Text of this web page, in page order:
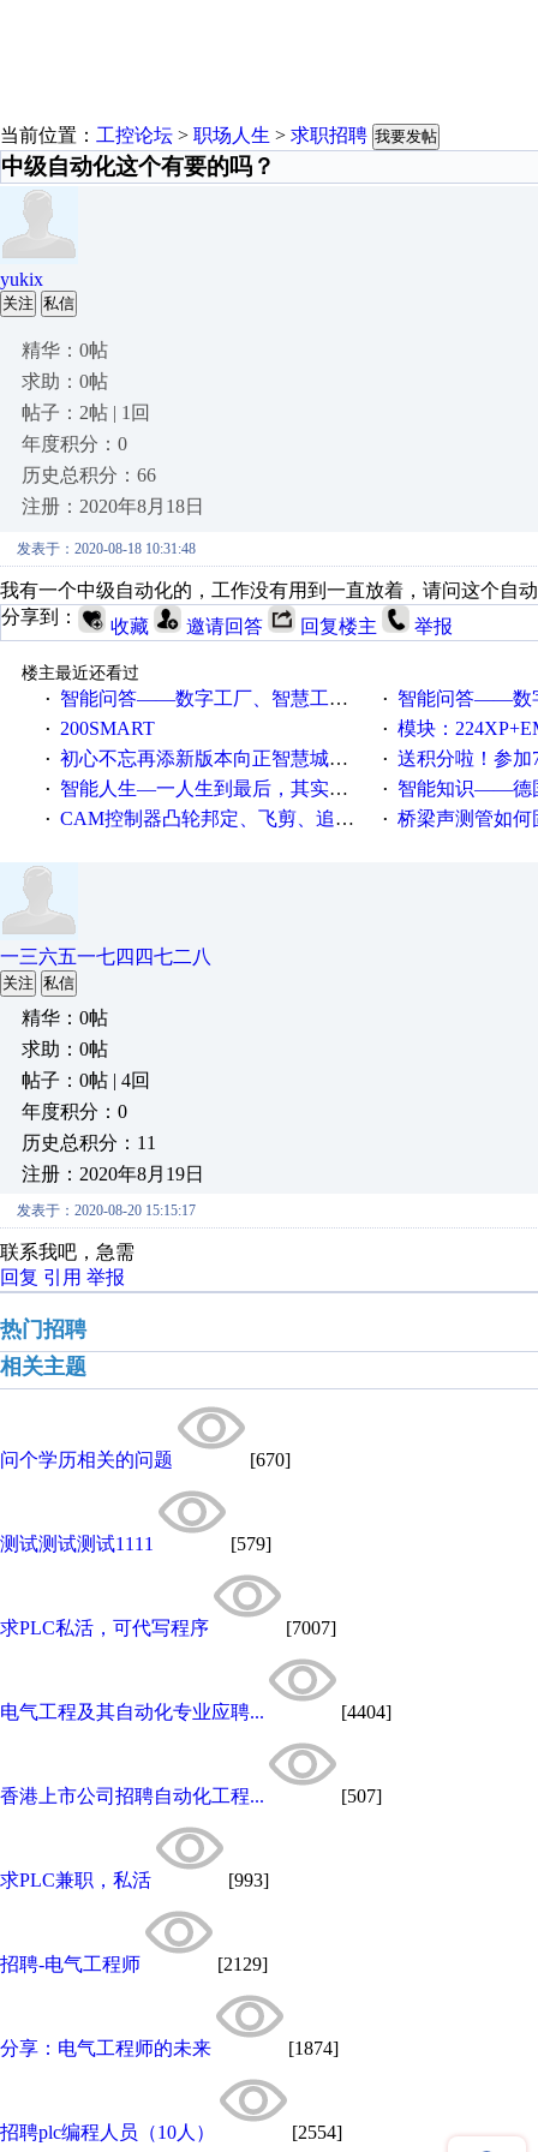
当前位置： 工控论坛 > 职场人生 > 求职招聘 我要发帖
中级自动化这个有要的吗？
yukix
关注 私信
精华：0帖
求助：0帖
帖子：2帖 | 1回
年度积分：0
历史总积分：66
注册：2020年8月18日
发表于：2020-08-18 10:31:48
我有一个中级自动化的，工作没有用到一直放着，请问这个自
分享到：
收藏 邀请回答 回复楼主 举报
楼主最近还看过
·
智能问答——数字工厂、智慧工厂和智能制造三者的区别是什么？ · 智能问答——数字化工厂与
· 200SMART · 模块：
· 初心不忘再添新版本向正智慧城市云展厅3.0版亮相 · 送积分啦！参加7月6日
· 智能人生—一人生到最后，其实拼的都是人品 · 智能知识——德国工业崛起
· CAM控制器凸轮邦定、飞剪、追剪等C功能块 · 桥梁声测管如何固
一三六五一七四四七二八
关注 私信
精华：0帖
求助：0帖
帖子：0帖 | 4回
年度积分：0
历史总积分：11
注册：2020年8月19日
发表于：2020-08-20 15:15:17
联系我吧，急需
回复 引用 举报
热门招聘
相关主题
问个学历相关的问题 [670]
测试测试测试1111 [579]
求PLC私活，可代写程序 [7007]
电气工程及其自动化专业应聘... [4404]
香港上市公司招聘自动化工程... [507]
求PLC兼职，私活 [993]
招聘-电气工程师 [2129]
分享：电气工程师的未来 [1874]
招聘plc编程人员（10人） [2554]